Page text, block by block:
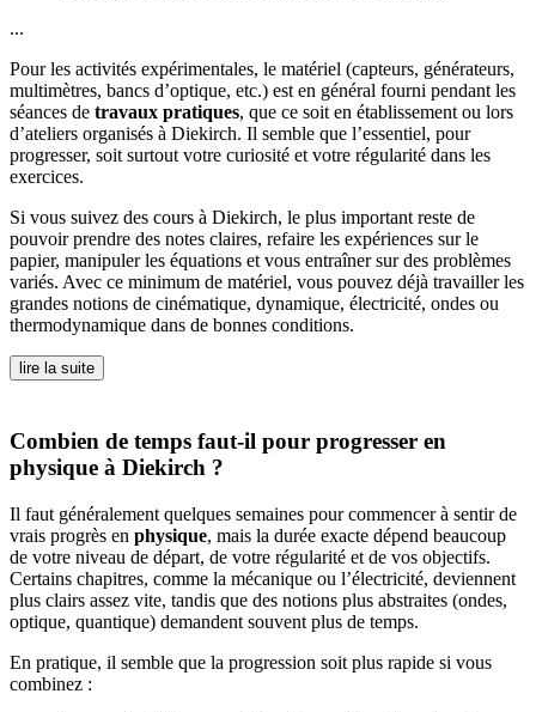
...
Pour les activités expérimentales, le matériel (capteurs, générateurs,
multimètres, bancs d’optique, etc.) est en général fourni pendant les
séances de travaux pratiques, que ce soit en établissement ou lors
d’ateliers organisés à Diekirch. Il semble que l’essentiel, pour
progresser, soit surtout votre curiosité et votre régularité dans les
exercices.
Si vous suivez des cours à Diekirch, le plus important reste de
pouvoir prendre des notes claires, refaire les expériences sur le
papier, manipuler les équations et vous entraîner sur des problèmes
variés. Avec ce minimum de matériel, vous pouvez déjà travailler les
grandes notions de cinématique, dynamique, électricité, ondes ou
thermodynamique dans de bonnes conditions.
lire la suite
Combien de temps faut-il pour progresser en
physique à Diekirch ?
Il faut généralement quelques semaines pour commencer à sentir de
vrais progrès en physique, mais la durée exacte dépend beaucoup
de votre niveau de départ, de votre régularité et de vos objectifs.
Certains chapitres, comme la mécanique ou l’électricité, deviennent
plus clairs assez vite, tandis que des notions plus abstraites (ondes,
optique, quantique) demandent souvent plus de temps.
En pratique, il semble que la progression soit plus rapide si vous
combinez :